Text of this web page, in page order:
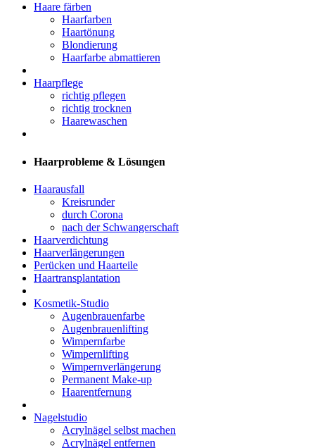
Haare färben
Haarfarben
Haartönung
Blondierung
Haarfarbe abmattieren
Haarpflege
richtig pflegen
richtig trocknen
Haarewaschen
Haarprobleme & Lösungen
Haarausfall
Kreisrunder
durch Corona
nach der Schwangerschaft
Haarverdichtung
Haarverlängerungen
Perücken und Haarteile
Haartransplantation
Kosmetik-Studio
Augenbrauenfarbe
Augenbrauenlifting
Wimpernfarbe
Wimpernlifting
Wimpernverlängerung
Permanent Make-up
Haarentfernung
Nagelstudio
Acrylnägel selbst machen
Acrylnägel entfernen